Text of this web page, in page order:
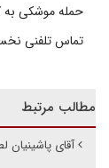
حمله موشکی به
تماس تلفنی
مطالب مرتبط
آقای پاشینیان